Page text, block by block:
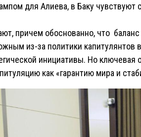
для Алиева, в Баку чувствуют
причем обоснованно, что
из-за политики
инициативы. Но
как «гарантию мира и